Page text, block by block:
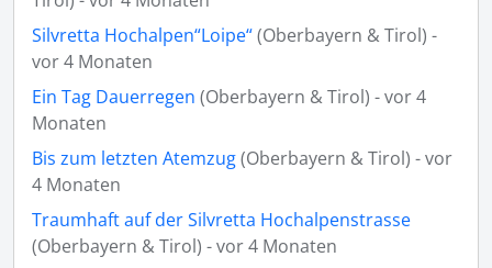
Silvretta Hochalpen“Loipe“(Oberbayern & Tirol) -
vor 4 Monaten
Ein Tag Dauerregen (Oberbayern & Tirol) - vor 4
Monaten
Bis zum letzten Atemzug(Oberbayern & Tirol) - vor
4 Monaten
Traumhaft auf der Silvretta Hochalpenstrasse
(Oberbayern & Tirol) - vor 4 Monaten